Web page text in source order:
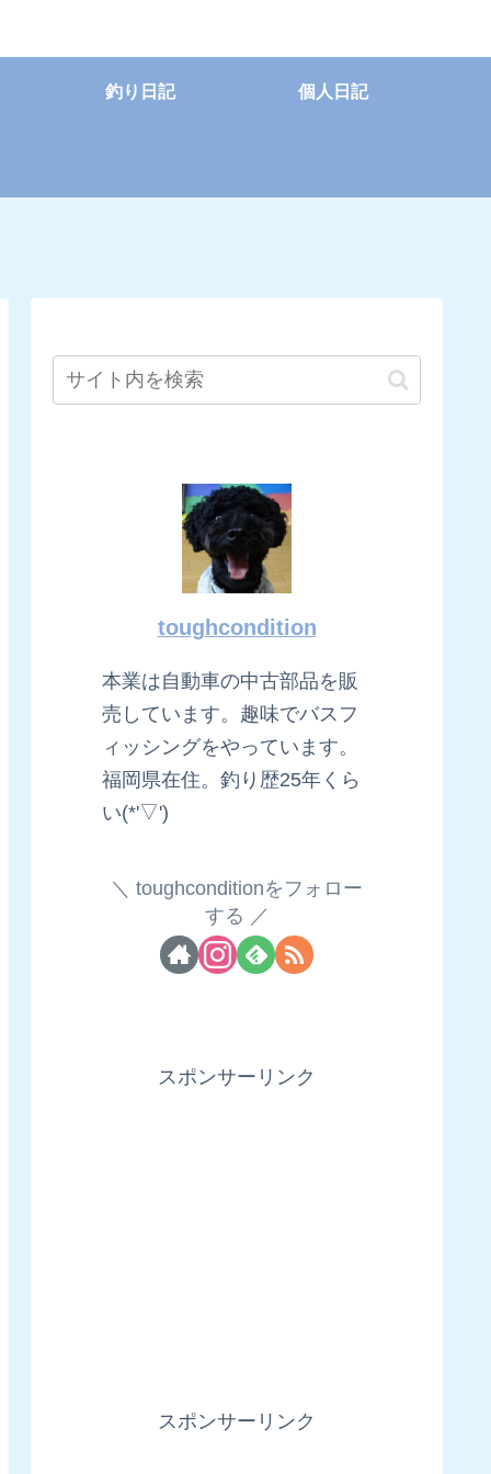
釣り日記 個人日記
toughcondition
本業は自動車の中古部品を販
売しています。趣味でバスフ
ィッシングをやっています。
福岡県在住。釣り歴25年くら
い(*'▽')
toughconditionをフォロー
する
スポンサーリンク
スポンサーリンク